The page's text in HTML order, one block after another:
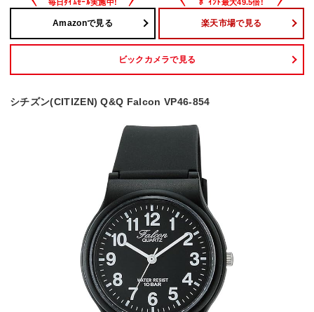
Amazonで見る 楽天市場で見る
ビックカメラで見る
シチズン(CITIZEN) Q&Q Falcon VP46-854